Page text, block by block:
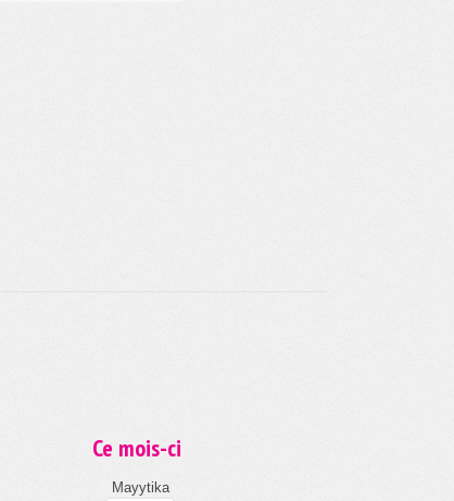
Ce mois-ci
Mayytika